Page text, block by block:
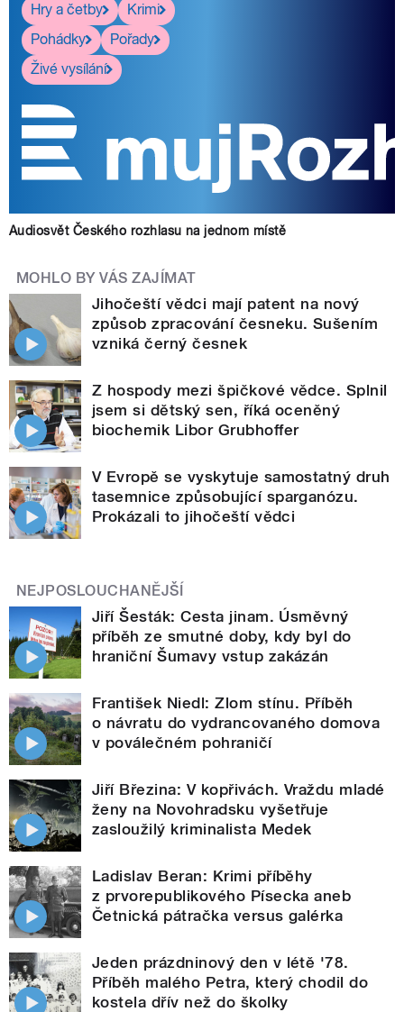
Hry a četby
Krimi
Pohádky
Pořady
Živé vysílání
Audiosvět Českého rozhlasu na jednom místě
MOHLO BY VÁS ZAJÍMAT
Jihočeští vědci mají patent na nový
způsob zpracování česneku. Sušením
vzniká černý česnek
Z hospody mezi špičkové vědce. Splnil
jsem si dětský sen, říká oceněný
biochemik Libor Grubhoffer
V Evropě se vyskytuje samostatný druh
tasemnice způsobující sparganózu.
Prokázali to jihočeští vědci
NEJPOSLOUCHANĚJŠÍ
Jiří Šesták: Cesta jinam. Úsměvný
příběh ze smutné doby, kdy byl do
hraniční Šumavy vstup zakázán
František Niedl: Zlom stínu. Příběh
o návratu do vydrancovaného domova
v poválečném pohraničí
Jiří Březina: V kopřivách. Vraždu mladé
ženy na Novohradsku vyšetřuje
zasloužilý kriminalista Medek
Ladislav Beran: Krimi příběhy
z prvorepublikového Písecka aneb
Četnická pátračka versus galérka
Jeden prázdninový den v létě '78.
Příběh malého Petra, který chodil do
kostela dřív než do školky